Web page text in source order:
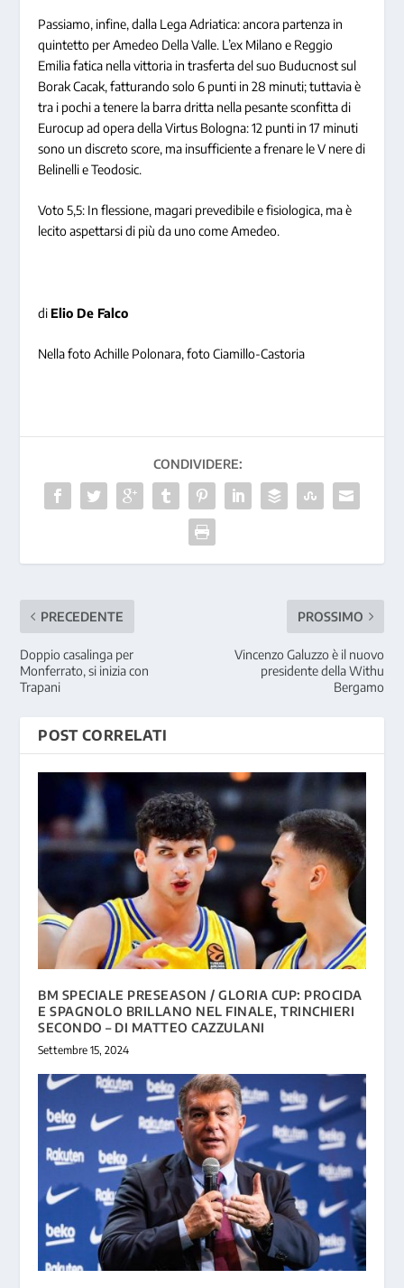
Passiamo, infine, dalla Lega Adriatica: ancora partenza in
quintetto per Amedeo Della Valle. L’ex Milano e Reggio
Emilia fatica nella vittoria in trasferta del suo Buducnost sul
Borak Cacak, fatturando solo 6 punti in 28 minuti; tuttavia è
tra i pochi a tenere la barra dritta nella pesante sconfitta di
Eurocup ad opera della Virtus Bologna: 12 punti in 17 minuti
sono un discreto score, ma insufficiente a frenare le V nere di
Belinelli e Teodosic.
Voto 5,5: In flessione, magari prevedibile e fisiologica, ma è
lecito aspettarsi di più da uno come Amedeo.
di Elio De Falco
Nella foto Achille Polonara, foto Ciamillo-Castoria
CONDIVIDERE:
PRECEDENTE
Doppio casalinga per
Monferrato, si inizia con
Trapani
PROSSIMO
Vincenzo Galuzzo è il nuovo
presidente della Withu
Bergamo
POST CORRELATI
BM SPECIALE PRESEASON / GLORIA CUP: PROCIDA
E SPAGNOLO BRILLANO NEL FINALE, TRINCHIERI
SECONDO – DI MATTEO CAZZULANI
Settembre 15, 2024